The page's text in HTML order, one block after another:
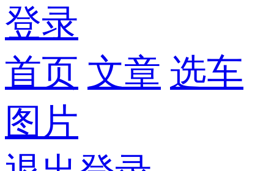
登录
首页 文章 选车
图片